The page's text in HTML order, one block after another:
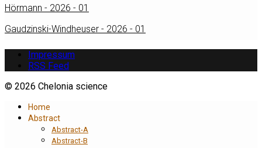
Hörmann - 2026 - 01
Gaudzinski-Windheuser - 2026 - 01
Impressum
RSS Feed
© 2026 Chelonia science
Home
Abstract
Abstract-A
Abstract-B